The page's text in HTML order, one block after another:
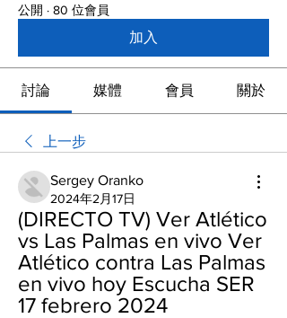
公開 · 80 位會員
加入
討論 媒體 會員 關於
上一步
Sergey Oranko
2024年2月17日
(DIRECTO TV) Ver Atlético
vs Las Palmas en vivo Ver
Atlético contra Las Palmas
en vivo hoy Escucha SER
17 febrero 2024